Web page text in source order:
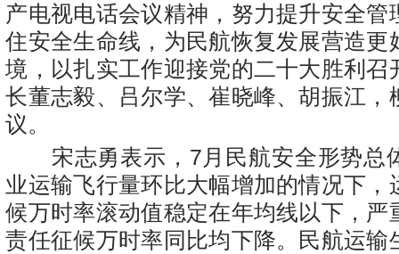
产电视电话会议精神，努力提升安全管
住安全生命线，为民航恢复发展营造更
境，以扎实工作迎接党的二十大胜利召
长董志毅、吕尔学、崔晓峰、胡振江，
议。
宋志勇表示，7月民航安全形势总
业运输飞行量环比大幅增加的情况下，
候万时率滚动值稳定在年均线以下，严
责任征候万时率同比均下降。民航运输